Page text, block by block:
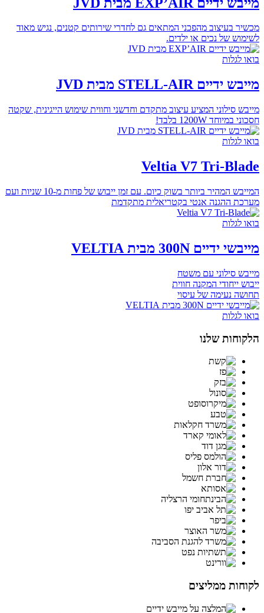
מכשיר בעיצוב מהפכני המתאים גם לחדרי שירותים קטנים, נגיש מאוד
לשימוש של נכים או ילדים.
בואו לגלות
מייבש ידיים STELL-AIR מבית JVD
מייבש סילוני המציע עיצוב מתקדם וחדשני וחווית שימוש הייגינית, שקטה
חסכוני במיוחד 1200W בלבד!
בואו לגלות
Veltia V7 Tri-Blade
המייבש המהיר ביותר בשוק כיום. עם זמן ייבוש של פחות מ-10 שניות ועם
מערכת ההגנה אנטי בקטריאלית מתקדמת
בואו לגלות
מייבשי ידיים 300N מבית VELTIA
מייבש סילוני עם משטח
ייבוש ייחודי המקנה חווית
תחושה נעימה של עיסוי
בואו לגלות
הלקוחות שלנו
לקוחות ממליצים